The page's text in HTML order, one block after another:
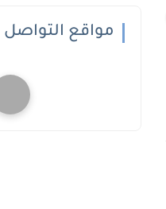
مواقع التواصل